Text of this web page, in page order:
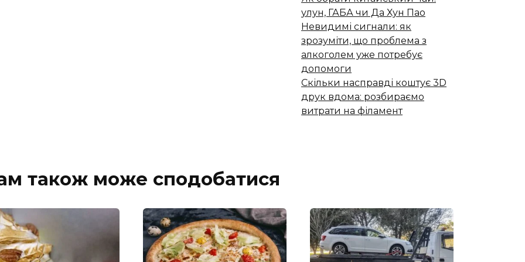
улун, ГАБА чи Да Хун Пао
Невидимі сигнали: як
зрозуміти, що проблема з
алкоголем уже потребує
допомоги
Скільки насправді коштує 3D
друк вдома: розбираємо
витрати на філамент
також може сподобатися